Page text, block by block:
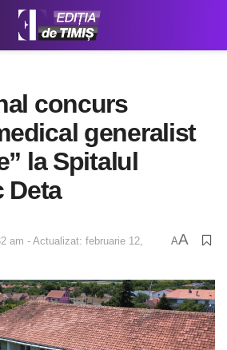
concurs
generalist
la Spitalul
Deta
am - Actualizat: februarie 12,
AA